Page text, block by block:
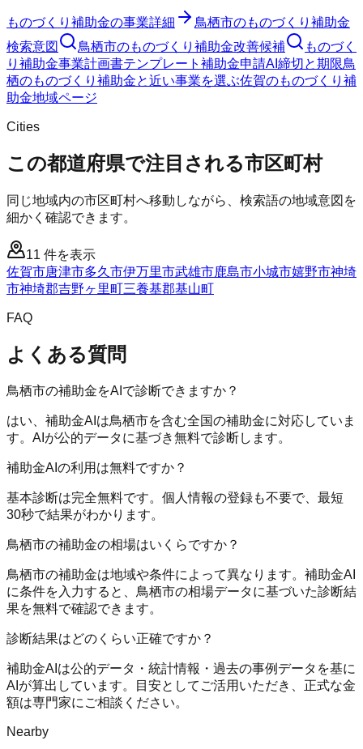
ものづくり補助金の事業詳細 鳥栖市のものづくり補助金
検索意図
鳥栖市のものづくり補助金改善候補
ものづく
り補助金事業計画書テンプレート 補助金申請AI 締切と期限鳥
栖のものづくり補助金と近い事業を選ぶ佐賀のものづくり補
助金地域ページ
Cities
この都道府県で注目される市区町村
同じ地域内の市区町村へ移動しながら、検索語の地域意図を
細かく確認できます。
11 件を表示
佐賀市唐津市多久市伊万里市武雄市鹿島市小城市嬉野市神埼
市神埼郡吉野ヶ里町三養基郡基山町
FAQ
よくある質問
鳥栖市の補助金をAIで診断できますか？
はい、補助金AIは鳥栖市を含む全国の補助金に対応していま
す。AIが公的データに基づき無料で診断します。
補助金AIの利用は無料ですか？
基本診断は完全無料です。個人情報の登録も不要で、最短
30秒で結果がわかります。
鳥栖市の補助金の相場はいくらですか？
鳥栖市の補助金は地域や条件によって異なります。補助金AI
に条件を入力すると、鳥栖市の相場データに基づいた診断結
果を無料で確認できます。
診断結果はどのくらい正確ですか？
補助金AIは公的データ・統計情報・過去の事例データを基に
AIが算出しています。目安としてご活用いただき、正式な金
額は専門家にご相談ください。
Nearby